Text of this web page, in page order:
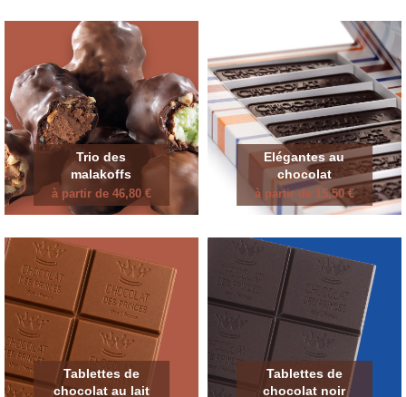
Trio des
malakoffs
à partir de 46,80 €
Elégantes au
chocolat
à partir de 15,50 €
Tablettes de
chocolat au lait
Tablettes de
chocolat noir